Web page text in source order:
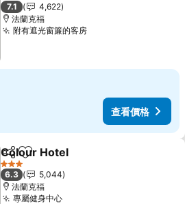
7.1
4,622
法蘭克福
附有遮光窗簾的客房
查看價格
分享 加入我的最愛
Colour Hotel
3 星級
6.3
5,044
法蘭克福
專屬健身中心